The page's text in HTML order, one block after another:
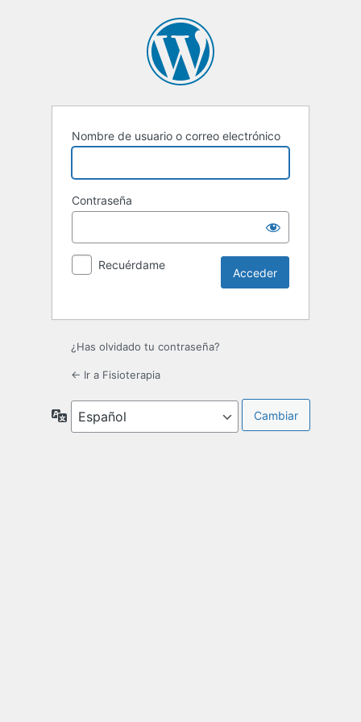
Nombre de usuario o correo electrónico
Contraseña
Recuérdame
¿Has olvidado tu contraseña?
← Ir a Fisioterapia
Idioma